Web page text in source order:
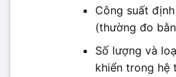
Công suất
(thường đo
Số lượng và
khiển trong hệ